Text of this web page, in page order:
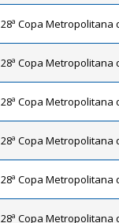
28ª Copa Metropolitana
28ª Copa Metropolitana
28ª Copa Metropolitana
28ª Copa Metropolitana
28ª Copa Metropolitana
28ª Copa Metropolitana